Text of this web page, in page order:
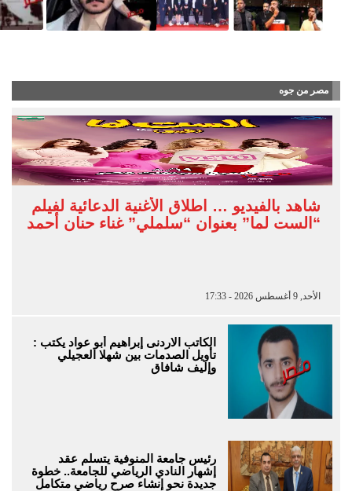
مصر من جوه
شاهد بالفيديو … اطلاق الأغنية الدعائية لفيلم
“الست لما” بعنوان “سلملي” غناء حنان أحمد
الأحد, 9 أغسطس 2026 - 17:33
الكاتب الاردنى إبراهيم أبو عواد يكتب :
تأويل الصدمات بين شهلا العجيلي
وإليف شافاق
رئيس جامعة المنوفية يتسلم عقد
إشهار النادي الرياضي للجامعة.. خطوة
جديدة نحو إنشاء صرح رياضي متكامل